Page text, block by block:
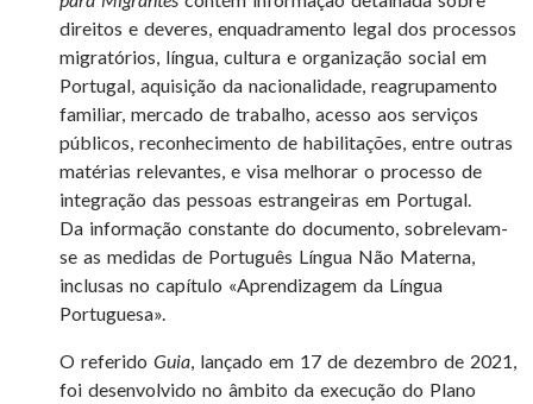
direitos e deveres, enquadramento legal dos processos
migratórios, língua, cultura e organização social em
Portugal, aquisição da nacionalidade, reagrupamento
familiar, mercado de trabalho, acesso aos serviços
públicos, reconhecimento de habilitações, entre outras
matérias relevantes, e visa melhorar o processo de
integração das pessoas estrangeiras em Portugal.
Da informação constante do documento, sobrelevam-
se as medidas de Português Língua Não Materna,
inclusas no capítulo «Aprendizagem da Língua
Portuguesa».
O referido Guia, lançado em 17 de dezembro de 2021,
foi desenvolvido no âmbito da execução do Plano